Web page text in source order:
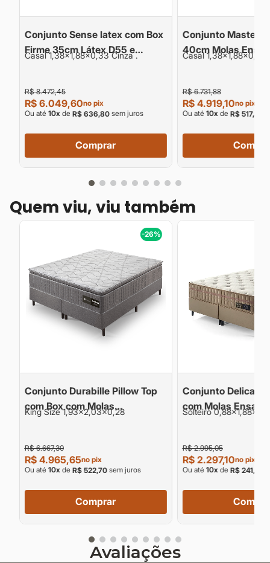
Conjunto Sense latex com Box
Firme 35cm Látex D55 e
Casal 1,38x1,88x0,33 Cinza .
R$ 8.472,45
R$ 6.049,60no pix
Ou até 10x de R$ 636,80sem juros
Comprar
Conjunto Master
40cm Molas
Casal 1,38x1,88x0,40
R$ 6.731,88
R$ 4.919,10no pix
Ou até 10x de R$ 517,80
Quem viu, viu também
-26%
Conjunto Durabille Pillow Top
com Box com Molas
Médio A
King Size 1,93x2,03x0,28
R$ 6.667,30
R$ 4.965,65no pix
Ou até 10x de R$ 522,70sem juros
Comprar
Conjunto Delicato
com Molas
Solteiro
R$ 2.995,05
R$ 2.297,10no pix
Ou até 10x de R$ 241,80
Avaliações